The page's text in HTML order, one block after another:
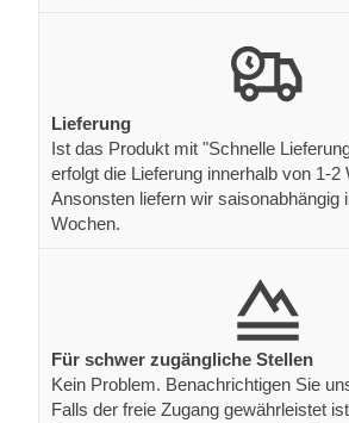
Lieferung
Ist das Produkt mit "Schnelle
erfolgt die Lieferung innerhalb von 1-2
Ansonsten liefern wir saisonabhängig
Wochen.
Für schwer zugängliche Stellen
Kein Problem. Benachrichtigen Sie
Falls der freie Zugang gewährleistet